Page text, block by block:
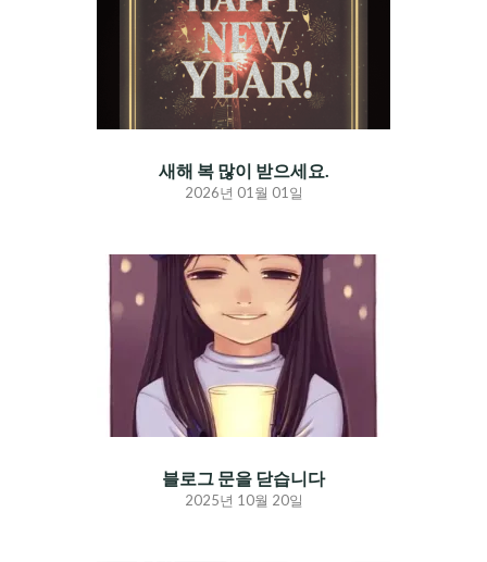
새해 복 많이 받으세요.
2026년 01월 01일
블로그 문을 닫습니다
2025년 10월 20일